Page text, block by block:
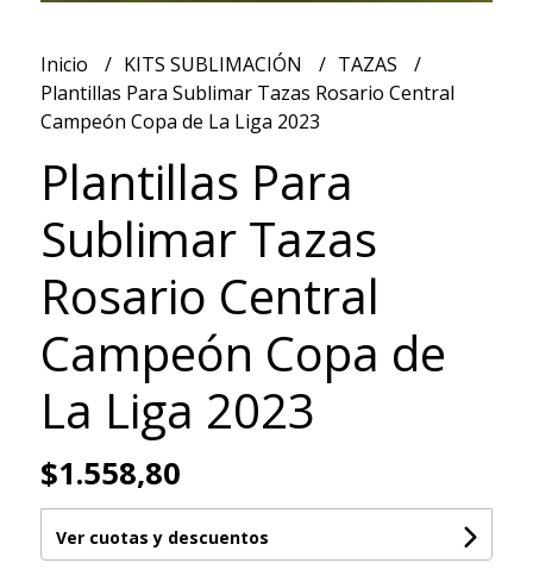
Inicio KITS SUBLIMACIÓN
TAZAS
Plantillas Para Sublimar Tazas Rosario Central
Campeón Copa de La Liga 2023
Plantillas Para
Sublimar Tazas
Rosario Central
Campeón Copa de
La Liga 2023
$1.558,80
Ver cuotas y descuentos